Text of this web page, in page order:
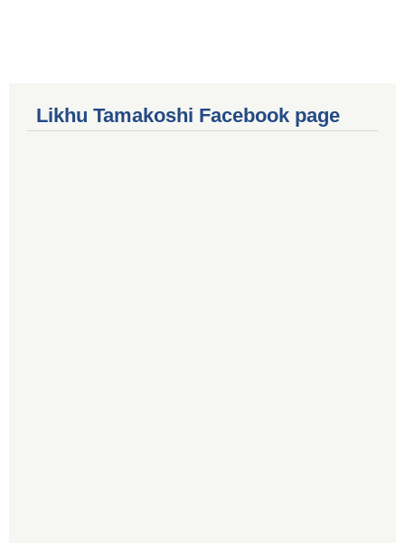
Likhu Tamakoshi Facebook page